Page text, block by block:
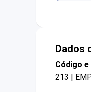
Dados
Código
213 |